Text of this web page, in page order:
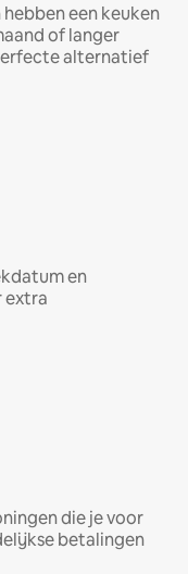
een keuken
of langer
alternatief
en
extra
die je voor
betalingen